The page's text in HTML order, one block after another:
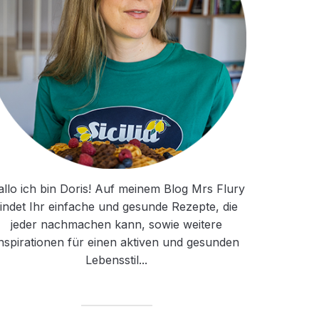
ich bin Doris! Auf meinem Blog Mrs Flury
Ihr einfache und gesunde Rezepte, die
jeder nachmachen kann, sowie weitere
für einen aktiven und gesunden
Lebensstil...